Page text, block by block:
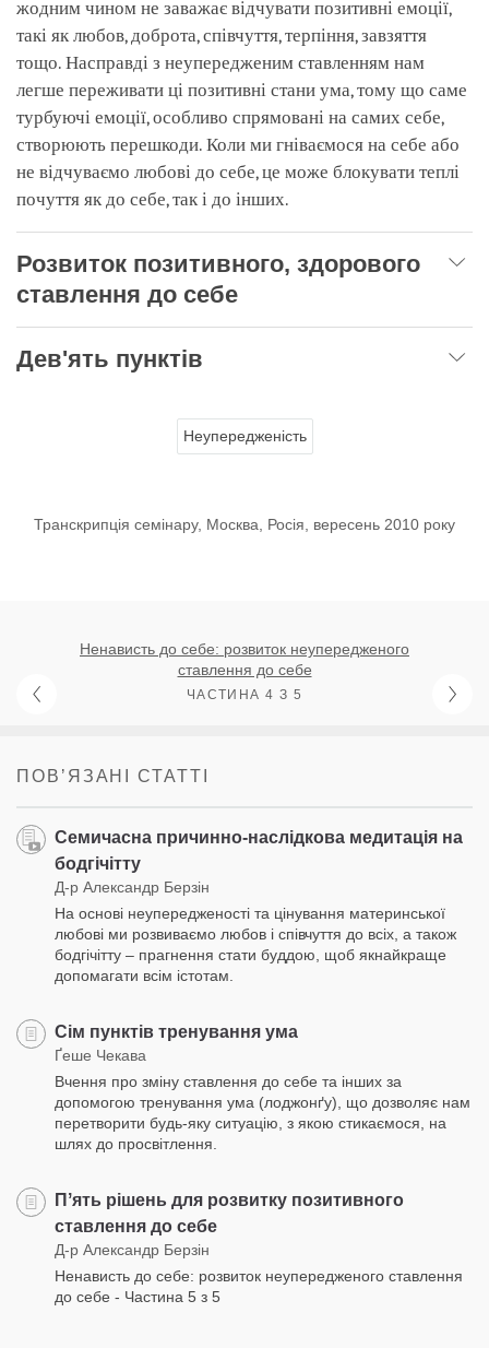
жодним чином не заважає відчувати позитивні емоції,
такі як любов, доброта, співчуття, терпіння, завзяття
тощо. Насправді з неупередженим ставленням нам
легше переживати ці позитивні стани ума, тому що саме
турбуючі емоції, особливо спрямовані на самих себе,
створюють перешкоди. Коли ми гніваємося на себе або
не відчуваємо любові до себе, це може блокувати теплі
почуття як до себе, так і до інших.
Розвиток позитивного, здорового
ставлення до себе
Дев'ять пунктів
Неупередженість
Транскрипція семінару, Москва, Росія, вересень 2010 року
Ненависть до себе: розвиток неупередженого
ставлення до себе
ЧАСТИНА 4 З 5
ПОВʼЯЗАНІ СТАТТІ
Семичасна причинно-наслідкова медитація на
бодгічітту
Д-р Александр Берзін
На основі неупередженості та цінування материнської
любові ми розвиваємо любов і співчуття до всіх, а також
бодгічітту – прагнення стати буддою, щоб якнайкраще
допомагати всім істотам.
Сім пунктів тренування ума
Ґеше Чекава
Вчення про зміну ставлення до себе та інших за
допомогою тренування ума (лоджонґу), що дозволяє нам
перетворити будь-яку ситуацію, з якою стикаємося, на
шлях до просвітлення.
Пʼять рішень для розвитку позитивного
ставлення до себе
Д-р Александр Берзін
Ненависть до себе: розвиток неупередженого ставлення
до себе - Частина 5 з 5